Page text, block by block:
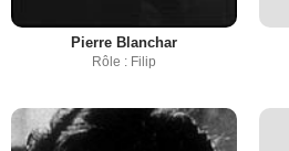
Pierre Blanchar
Rôle : Filip